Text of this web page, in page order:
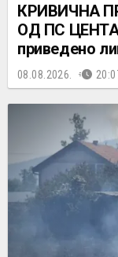
КРИВИЧНА
ОД ПС
приведено
08.08.2026.